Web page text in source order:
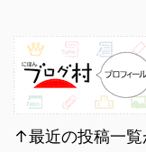
↑最近の投稿一覧